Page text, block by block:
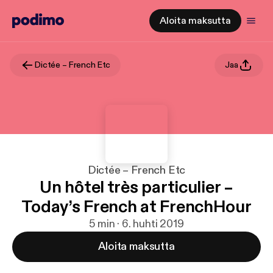
Aloita maksutta
Dictée – French Etc Jaa
Dictée – French Etc
Un hôtel très particulier –
Today’s French at FrenchHour
5 min · 6. huhti 2019
Aloita maksutta